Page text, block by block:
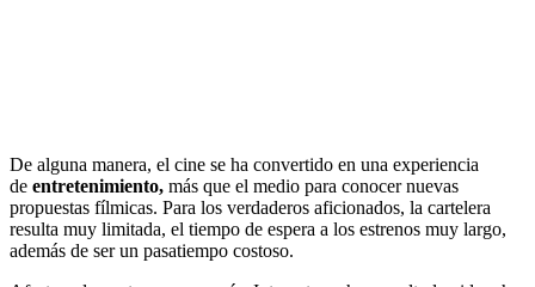
De alguna manera, el cine se ha convertido en una experiencia
de entretenimiento, más que el medio para conocer nuevas
propuestas fílmicas. Para los verdaderos aficionados, la cartelera
resulta muy limitada, el tiempo de espera a los estrenos muy largo,
además de ser un pasatiempo costoso.